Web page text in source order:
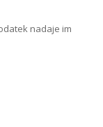
nadaje im